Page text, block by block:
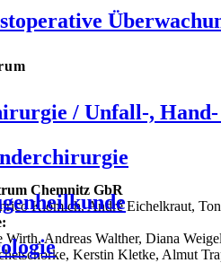
/ Unfall-,
Chemnitz GbR
Klömich, André Eichelkraut,
Wirth, Andreas Walther, Diana
Kerstin Kletke, Almut